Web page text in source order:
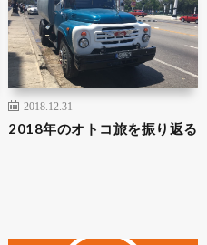
2018.12.31
2018年のオトコ旅を振り返る